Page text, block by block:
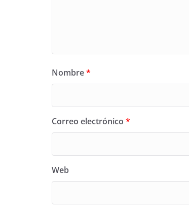
Nombre*
Correo electrónico *
Web